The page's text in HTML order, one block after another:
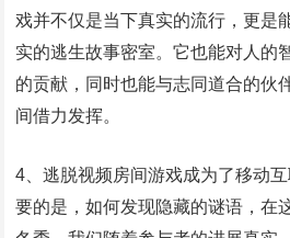
戏并不仅是当下真实的流行，更是
实的逃生故事密室。它也能对人的
的贡献，同时也能与志同道合的伙
间借力发挥。
4、逃脱视频房间游戏成为了移动
要的是，如何发现隐藏的谜语，在